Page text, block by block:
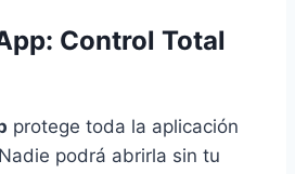
Control Total
protege toda la aplicación
podrá abrirla sin tu